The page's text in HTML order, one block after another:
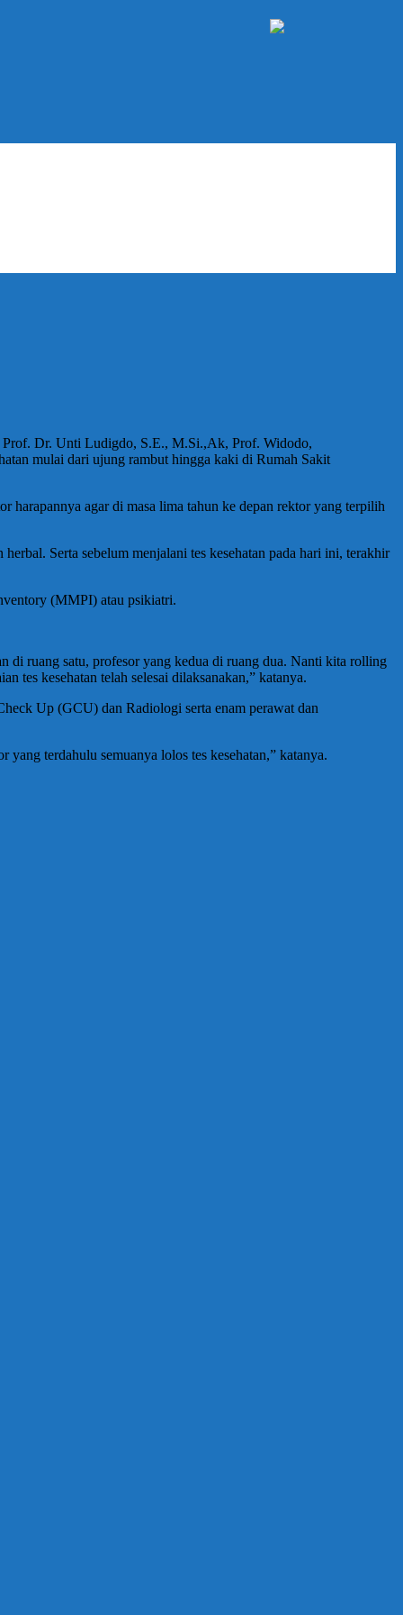
Dr. Unti Ludigdo, S.E., M.Si.,Ak, Prof. Widodo,
mulai dari ujung rambut hingga kaki di Rumah Sakit
agar di masa lima tahun ke depan rektor yang terpilih
Serta sebelum menjalani tes kesehatan pada hari ini, terakhir
(MMPI) atau psikiatri.
di ruang satu, profesor yang kedua di ruang dua. Nanti kita rolling
tes kesehatan telah selesai dilaksanakan,” katanya.
Up (GCU) dan Radiologi serta enam perawat dan
terdahulu semuanya lolos tes kesehatan,” katanya.